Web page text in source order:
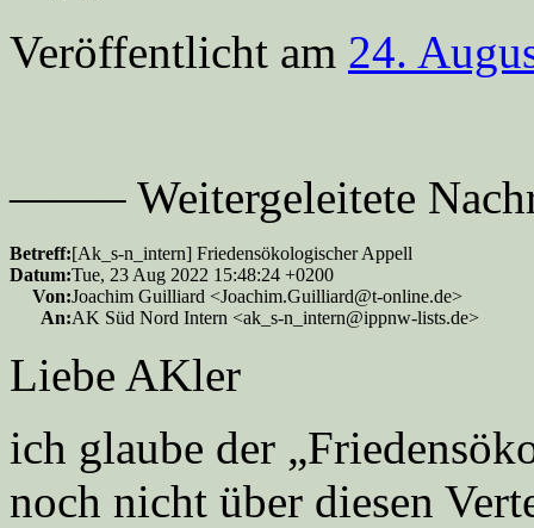
Veröffentlicht am 24.
——– Weitergeleitete
Betreff:[Ak_s-n_intern] Friedensökologischer Appell
Datum:Tue, 23 Aug 2022 15:48:24 +0200
Von:Joachim Guilliard <Joachim.Guilliard@t-online.de>
An:AK Süd Nord Intern <ak_s-n_intern@ippnw-lists.de>
Liebe AKler
ich glaube der
noch nicht über diesen